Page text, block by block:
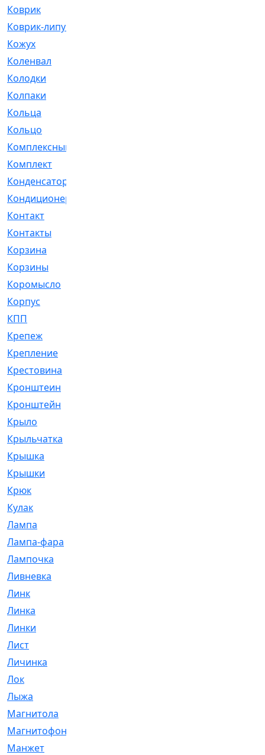
Коврик
Коврик-липучка
Кожух
Коленвал
Колодки
Колпаки
Кольца
Кольцо
Комплексный
Комплект
Конденсатор
Кондиционер
Контакт
Контакты
Корзина
Корзины
Коромысло
Корпус
КПП
Крепеж
Крепление
Крестовина
Кронштеин
Кронштейн
Крыло
Крыльчатка
Крышка
Крышки
Крюк
Кулак
Лампа
Лампа-фара
Лампочка
Ливневка
Линк
Линка
Линки
Лист
Личинка
Лок
Лыжа
Магнитола
Магнитофон
Манжет